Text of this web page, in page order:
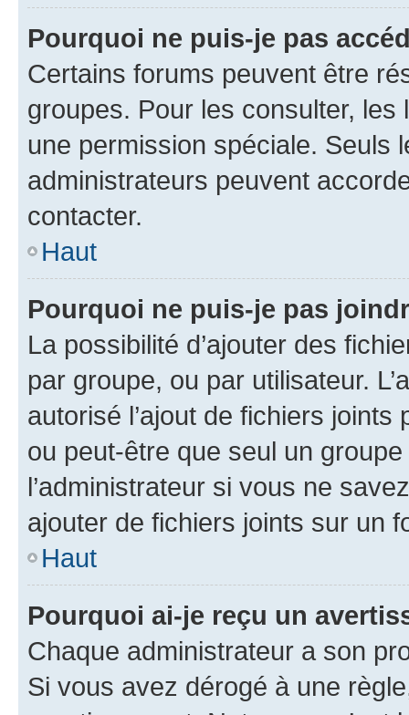
Pourquoi ne puis-je pas
Certains forums peuvent être
groupes. Pour les consulter,
une permission spéciale. Seuls
administrateurs peuvent
contacter.
Haut
Pourquoi ne puis-je pas
La possibilité d’ajouter des
par groupe, ou par utilisateur.
autorisé l’ajout de fichiers
ou peut-être que seul un
l’administrateur si vous ne
ajouter de fichiers joints sur un
Haut
Pourquoi ai-je reçu un
Chaque administrateur a son
Si vous avez dérogé à une